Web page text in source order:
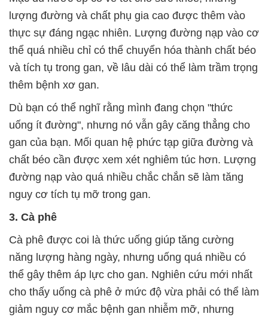
lượng đường và chất phụ gia cao được thêm vào
thực sự đáng ngạc nhiên. Lượng đường nạp vào cơ
thể quá nhiều chỉ có thể chuyển hóa thành chất béo
và tích tụ trong gan, về lâu dài có thể làm trầm trọng
thêm bệnh xơ gan.
Dù bạn có thể nghĩ rằng mình đang chọn "thức
uống ít đường", nhưng nó vẫn gây căng thẳng cho
gan của bạn. Mối quan hệ phức tạp giữa đường và
chất béo cần được xem xét nghiêm túc hơn. Lượng
đường nạp vào quá nhiều chắc chắn sẽ làm tăng
nguy cơ tích tụ mỡ trong gan.
3. Cà phê
Cà phê được coi là thức uống giúp tăng cường
năng lượng hàng ngày, nhưng uống quá nhiều có
thể gây thêm áp lực cho gan. Nghiên cứu mới nhất
cho thấy uống cà phê ở mức độ vừa phải có thể làm
giảm nguy cơ mắc bệnh gan nhiễm mỡ, nhưng